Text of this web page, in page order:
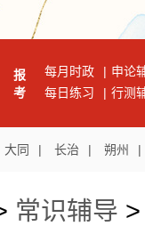
报
考
每月时政 | 申论
每日练习
| 行测
大同 | 长治 | 朔州 |
常识辅导